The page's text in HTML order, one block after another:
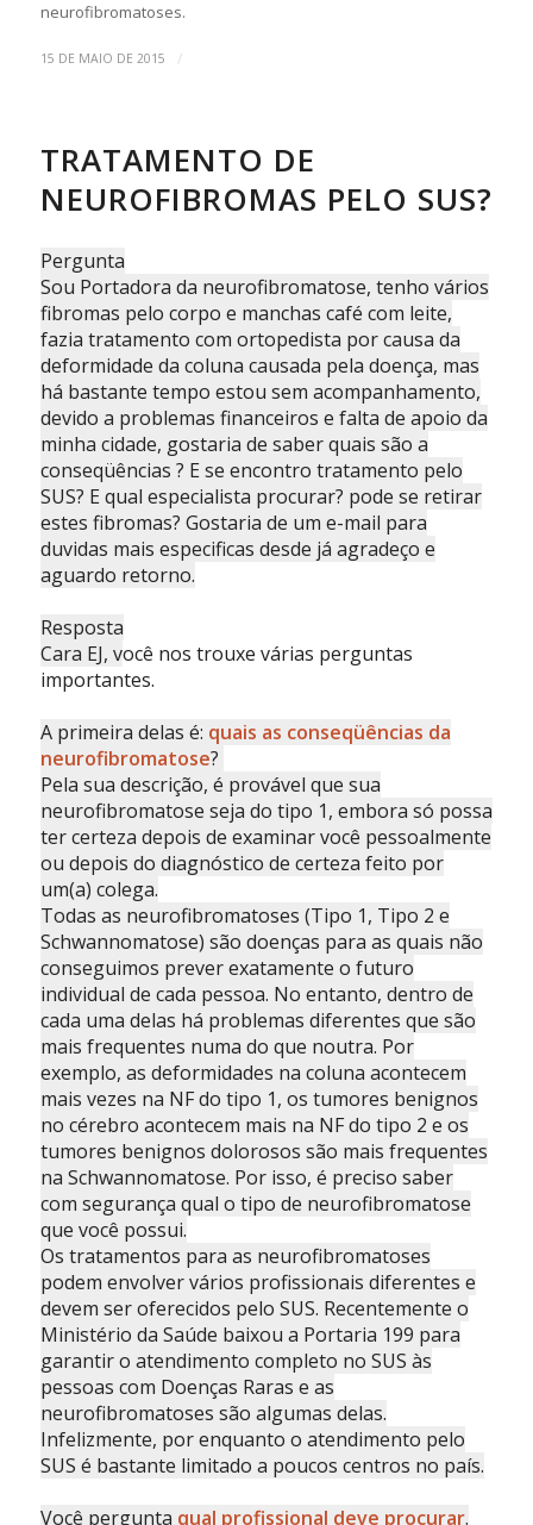
neurofibromatoses.
15 DE MAIO DE 2015 /
TRATAMENTO DE
NEUROFIBROMAS PELO SUS?
Pergunta
Sou Portadora da neurofibromatose, tenho vários
fibromas pelo corpo e manchas café com leite,
fazia tratamento com ortopedista por causa da
deformidade da coluna causada pela doença, mas
há bastante tempo estou sem acompanhamento,
devido a problemas financeiros e falta de apoio da
minha cidade, gostaria de saber quais são a
conseqüências ? E se encontro tratamento pelo
SUS? E qual especialista procurar? pode se retirar
estes fibromas? Gostaria de um e-mail para
duvidas mais especificas desde já agradeço e
aguardo retorno.
Resposta
Cara EJ, você nos trouxe várias perguntas
importantes.
A primeira delas é: quais as conseqüências da
neurofibromatose?
Pela sua descrição, é provável que sua
neurofibromatose seja do tipo 1, embora só possa
ter certeza depois de examinar você pessoalmente
ou depois do diagnóstico de certeza feito por
um(a) colega.
Todas as neurofibromatoses (Tipo 1, Tipo 2 e
Schwannomatose) são doenças para as quais não
conseguimos prever exatamente o futuro
individual de cada pessoa. No entanto, dentro de
cada uma delas há problemas diferentes que são
mais frequentes numa do que noutra. Por
exemplo, as deformidades na coluna acontecem
mais vezes na NF do tipo 1, os tumores benignos
no cérebro acontecem mais na NF do tipo 2 e os
tumores benignos dolorosos são mais frequentes
na Schwannomatose. Por isso, é preciso saber
com segurança qual o tipo de neurofibromatose
que você possui.
Os tratamentos para as neurofibromatoses
podem envolver vários profissionais diferentes e
devem ser oferecidos pelo SUS. Recentemente o
Ministério da Saúde baixou a Portaria 199 para
garantir o atendimento completo no SUS às
pessoas com Doenças Raras e as
neurofibromatoses são algumas delas.
Infelizmente, por enquanto o atendimento pelo
SUS é bastante limitado a poucos centros no país.
Você pergunta qual profissional deve procurar.